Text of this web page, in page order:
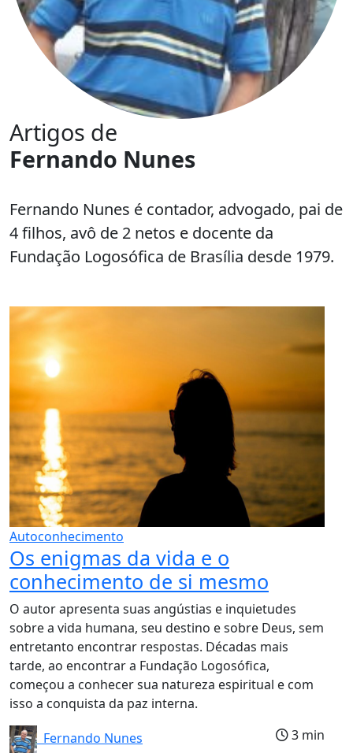
Artigos de
Fernando Nunes
Fernando Nunes é contador, advogado, pai de
4 filhos, avô de 2 netos e docente da
Fundação Logosófica de Brasília desde 1979.
Autoconhecimento
Os enigmas da vida e o
conhecimento de si mesmo
O autor apresenta suas angústias e inquietudes
sobre a vida humana, seu destino e sobre Deus, sem
entretanto encontrar respostas. Décadas mais
tarde, ao encontrar a Fundação Logosófica,
começou a conhecer sua natureza espiritual e com
isso a conquista da paz interna.
Fernando Nunes
3 min